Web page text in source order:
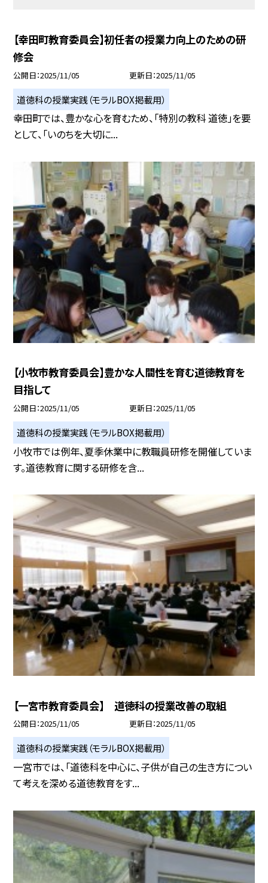
【幸田町教育委員会】初任者の授業力向上のための研
修会
公開日 2025/11/05 更新日 2025/11/05
道徳科の授業実践（モラルBOX掲載用）
幸田町では、豊かな心を育むため、「特別の教科 道徳」を要
として、「いのちを大切に...
【小牧市教育委員会】豊かな人間性を育む道徳教育を
目指して
公開日 2025/11/05 更新日 2025/11/05
道徳科の授業実践（モラルBOX掲載用）
小牧市では例年、夏季休業中に教職員研修を開催していま
す。道徳教育に関する研修を含...
【一宮市教育委員会】 道徳科の授業改善の取組
公開日 2025/11/05 更新日 2025/11/05
道徳科の授業実践（モラルBOX掲載用）
一宮市では、「道徳科を中心に、子供が自己の生き方につい
て考えを深める道徳教育をす...